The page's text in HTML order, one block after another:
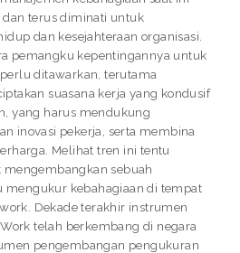
terus diminati untuk
dan kesejahteraan organisasi.
pemangku kepentingannya untuk
ditawarkan, terutama
suasana kerja yang kondusif
yang harus mendukung
inovasi pekerja, serta membina
Melihat tren ini tentu
sebuah
mengukur kebahagiaan di tempat
Dekade terakhir instrumen
telah berkembang di negara
pengembangan pengukuran